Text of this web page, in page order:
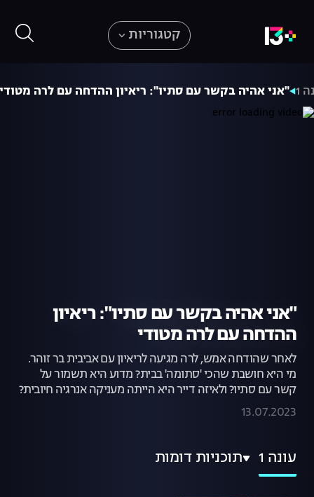
קטגוריות
1 "אני אהיה בקשר עם סתיו": ריאיון ההדחה עם לרה מטודי
"אני אהיה בקשר עם סתיו": ריאיון
ההדחה עם לרה מטודי
לאחר שהודחה אמש, לרה מגיעה לריאיון עם אביבית בר זוהר.
מי היא חושבת שהכי 'סתומה' בבית? מדוע היא תשמור על
קשר עם סתיו? ולאיזה דייר היא הייתה מעניקה אנרגיה חיובית?
13.07.2023
עונה 1 תוכניות דומות